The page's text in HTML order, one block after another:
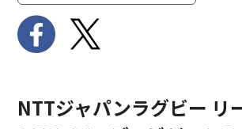
NTTジャパンラグビー リ